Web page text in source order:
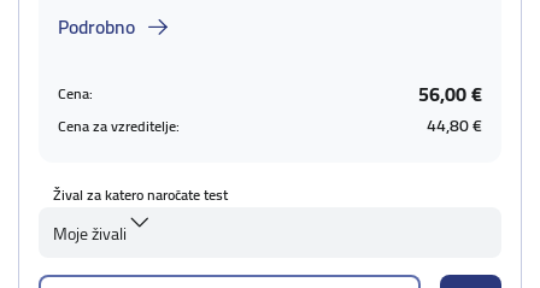
Podrobno
Cena: 56,00 €
Cena za vzreditelje: 44,80 €
Žival za katero naročate test
Moje živali